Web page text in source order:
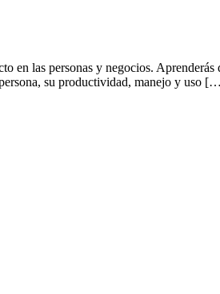
en las personas y negocios.
su productividad, manejo y uso